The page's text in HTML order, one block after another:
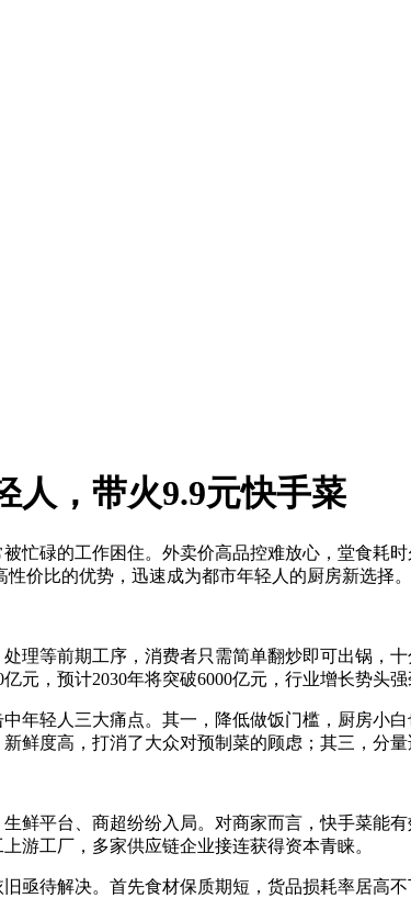
人，带火9.9元快手菜
忙碌的工作困住。外卖价高品控难放心，堂食耗
价比的优势，迅速成为都市年轻人的厨房新选择。
理等前期工序，消费者只需简单翻炒即可出锅，
元，预计2030年将突破6000亿元，行业增长势头强
年轻人三大痛点。其一，降低做饭门槛，厨房小
鲜度高，打消了大众对预制菜的顾虑；其三，分
鲜平台、商超纷纷入局。对商家而言，快手菜能
游工厂，多家供应链企业接连获得资本青睐。
亟待解决。首先食材保质期短，货品损耗率居高